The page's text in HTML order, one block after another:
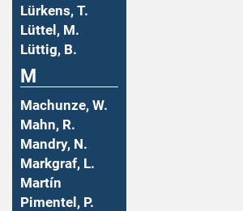
Lürkens, T.
Lüttel, M.
Lüttig, B.
M
Machunze, W.
Mahn, R.
Mandry, N.
Markgraf, L.
Martín
Pimentel, P.